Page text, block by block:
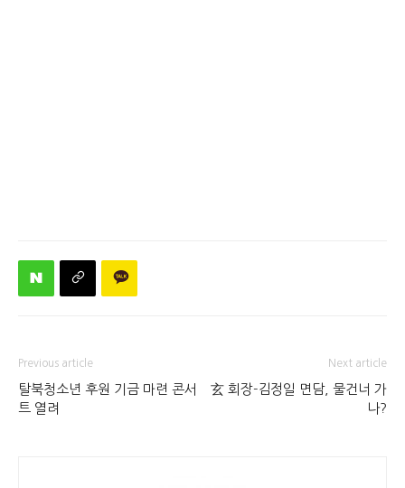
Previous article
탈북청소년 후원 기금 마련 콘서
트 열려
Next article
玄 회장-김정일 면담, 물건너 가
나?